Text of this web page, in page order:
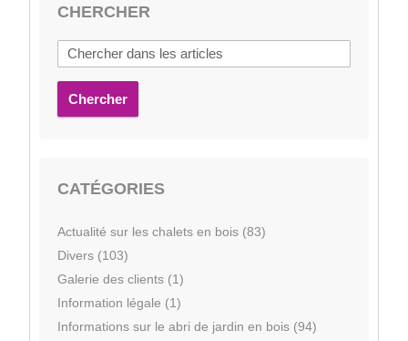
CHERCHER
Chercher
CATÉGORIES
Actualité sur les chalets en bois (83)
Divers (103)
Galerie des clients (1)
Information légale (1)
Informations sur le abri de jardin en bois (94)